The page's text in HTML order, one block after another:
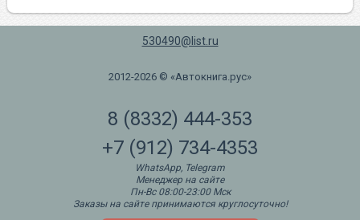
530490@list.ru
2012-2026 © «Автокнига.рус»
8 (8332) 444-353
+7 (912) 734-4353
WhatsApp, Telegram
Менеджер на сайте
Пн-Вс 08:00-23:00 Мск
Заказы на сайте принимаются круглосуточно!